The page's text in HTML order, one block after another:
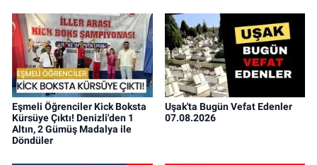
Eşmeli Öğrenciler Kick Boksta
Kürsüye Çıktı! Denizli'den 1
Altın, 2 Gümüş Madalya ile
Döndüler
Uşak'ta Bugün Vefat Edenler
07.08.2026